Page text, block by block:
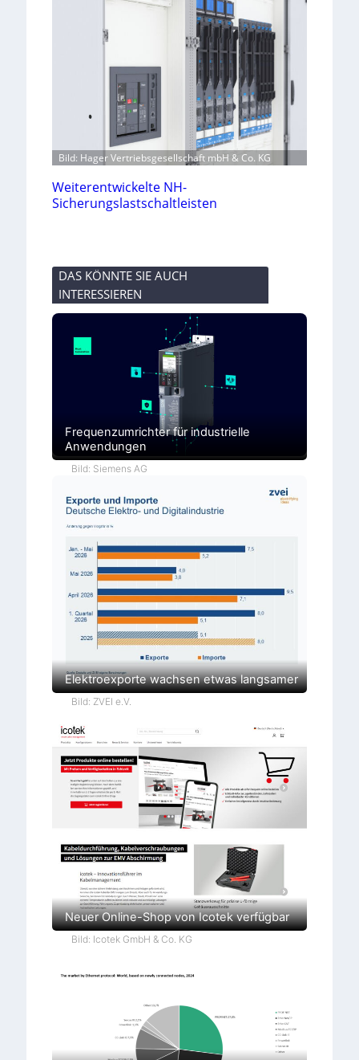
Bild: Hager Vertriebsgesellschaft mbH & Co. KG
Weiterentwickelte NH-
Sicherungslastschaltleisten
DAS KÖNNTE SIE AUCH
INTERESSIEREN
Frequenzumrichter für industrielle
Anwendungen
Bild: Siemens AG
Elektroexporte wachsen etwas langsamer
Bild: ZVEI e.V.
Neuer Online-Shop von Icotek verfügbar
Bild: Icotek GmbH & Co. KG